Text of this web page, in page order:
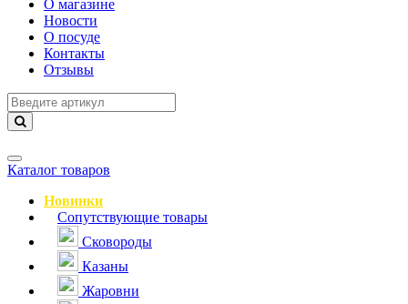
О магазине
Новости
О посуде
Контакты
Отзывы
Навигация
Каталог товаров
Новинки
Сопутствующие товары
Сковороды
Казаны
Жаровни